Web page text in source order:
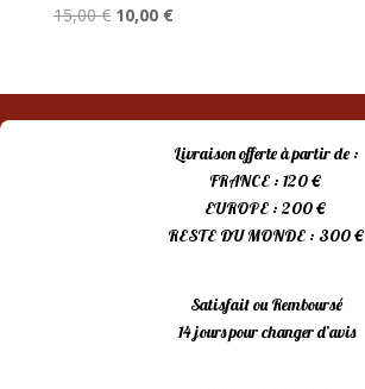
15,00€ Le
était :
15,00 €.
10,00 €Le
est :
10,00 €.
Livraison offerte à partir de :
FRANCE : 120 €
EUROPE : 200 €
RESTE DU MONDE : 300 €
Satisfait ou Remboursé
14 jours pour changer d’avis